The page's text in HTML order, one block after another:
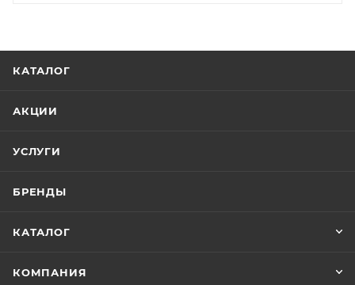
КАТАЛОГ
АКЦИИ
УСЛУГИ
БРЕНДЫ
КАТАЛОГ
КОМПАНИЯ